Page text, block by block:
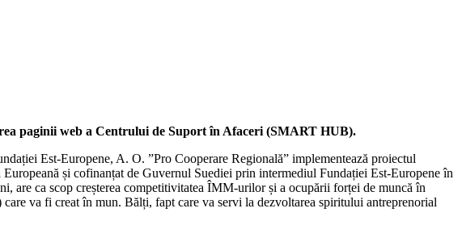
paginii web a Centrului de Suport în Afaceri (SMART HUB).
Est-Europene, A. O. ”Pro Cooperare Regională” implementează proiectul
și cofinanțat de Guvernul Suediei prin intermediul Fundației Est-Europene în
are ca scop creșterea competitivitatea ÎMM-urilor și a ocupării forței de muncă în
va fi creat în mun. Bălți, fapt care va servi la dezvoltarea spiritului antreprenorial